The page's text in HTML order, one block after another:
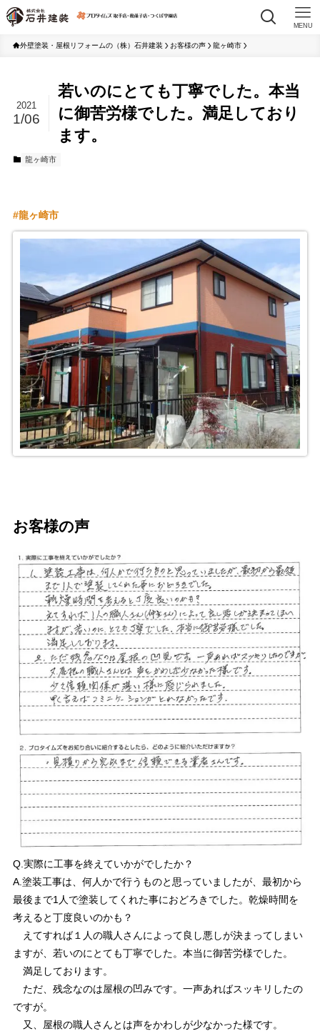
MENU
外壁塗装・屋根リフォームの（株）石井建装 お客様の声 龍ヶ崎市
若いのにとても丁寧でした。本当
に御苦労様でした。満足しており
ます。
2021
1/06
龍ヶ崎市
龍ヶ崎市
お客様の声
Q.実際に工事を終えていかがでしたか？
A.塗装工事は、何人かで行うものと思っていましたが、最初から
最後まで1人で塗装してくれた事におどろきでした。乾燥時間を
考えると丁度良いのかも？
えてすれば１人の職人さんによって良し悪しが決まってしまい
ますが、若いのにとても丁寧でした。本当に御苦労様でした。
満足しております。
ただ、残念なのは屋根の凹みです。一声あればスッキリしたの
ですが。
又、屋根の職人さんとは声をかわしが少なかった様です。